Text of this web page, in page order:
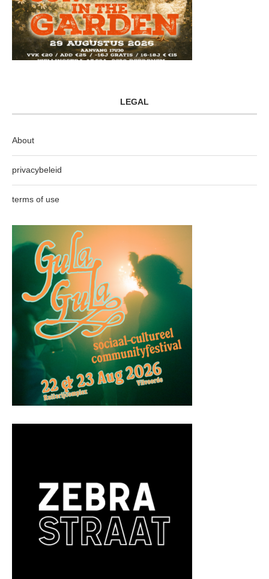
LEGAL
About
privacybeleid
terms of use